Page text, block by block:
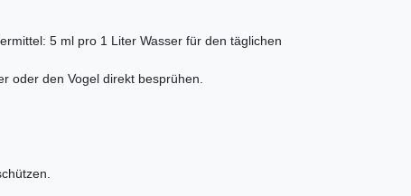
5 ml pro 1 Liter Wasser für den täglichen
oder den Vogel direkt besprühen.